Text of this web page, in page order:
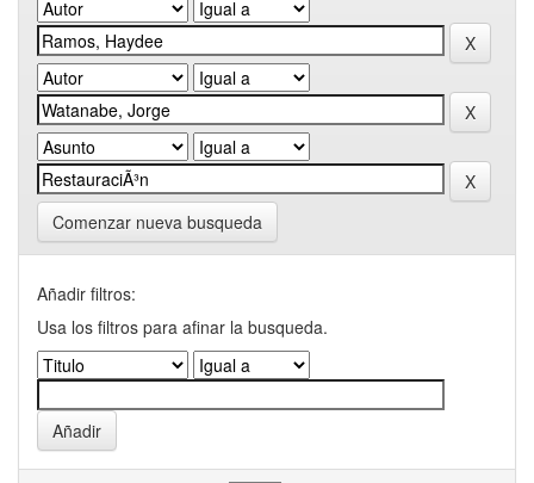
Comenzar nueva busqueda
Añadir filtros:
Usa los filtros para afinar la busqueda.